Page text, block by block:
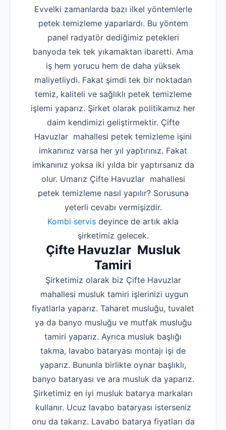
Evvelki zamanlarda bazı ilkel yöntemlerle
petek temizleme yaparlardı. Bu yöntem
panel radyatör dediğimiz petekleri
banyoda tek tek yıkamaktan ibaretti. Ama
iş hem yorucu hem de daha yüksek
maliyetliydi. Fakat şimdi tek bir noktadan
temiz, kaliteli ve sağlıklı petek temizleme
işlemi yaparız. Şirket olarak politikamız her
daim kendimizi geliştirmektir. Çifte
Havuzlar mahallesi petek temizleme işini
imkanınız varsa her yıl yaptırınız. Fakat
imkanınız yoksa iki yılda bir yaptırsanız da
olur. Umarız Çifte Havuzlar mahallesi
petek temizleme nasıl yapılır? Sorusuna
yeterli cevabı vermişizdir.
Kombi servis deyince de artık akla
şirketimiz gelecek.
Çifte Havuzlar Musluk
Tamiri
Şirketimiz olarak biz Çifte Havuzlar
mahallesi musluk tamiri işlerinizi uygun
fiyatlarla yaparız. Taharet musluğu, tuvalet
ya da banyo musluğu ve mutfak musluğu
tamiri yaparız. Ayrıca musluk başlığı
takma, lavabo bataryası montajı işi de
yaparız. Bununla birlikte oynar başlıklı,
banyo bataryası ve ara musluk da yaparız.
Şirketimiz en iyi musluk batarya markaları
kullanır. Ucuz lavabo bataryası isterseniz
onu da takarız. Lavabo batarya fiyatları da